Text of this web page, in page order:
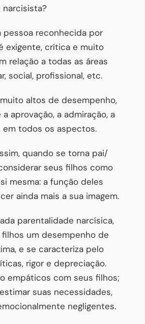
pessoa reconhecida por
exigente, crítica e muito
relação a todas as áreas
social, profissional, etc.
altos de desempenho,
aprovação, a admiração, a
em todos os aspectos.
quando se torna pai/
seus filhos como
mesma: a função deles
ainda mais a sua imagem.
parentalidade narcísica,
um desempenho de
e se caracteriza pelo
rigor e depreciação.
empáticos com seus filhos;
suas necessidades,
negligentes.